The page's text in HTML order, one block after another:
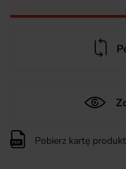
Pobierz kartę